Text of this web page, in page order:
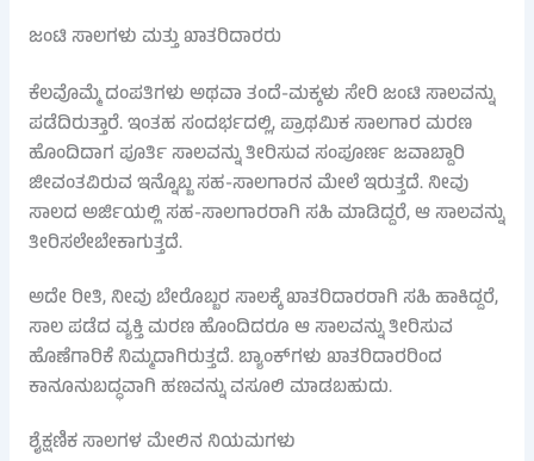
ಜಂಟಿ ಸಾಲಗಳು ಮತ್ತು ಖಾತರಿದಾರರು
ಕೆಲವೊಮ್ಮೆ ದಂಪತಿಗಳು ಅಥವಾ ತಂದೆ-ಮಕ್ಕಳು ಸೇರಿ ಜಂಟಿ ಸಾಲವನ್ನು
ಪಡೆದಿರುತ್ತಾರೆ. ಇಂತಹ ಸಂದರ್ಭದಲ್ಲಿ, ಪ್ರಾಥಮಿಕ ಸಾಲಗಾರ ಮರಣ
ಹೊಂದಿದಾಗ ಪೂರ್ತಿ ಸಾಲವನ್ನು ತೀರಿಸುವ ಸಂಪೂರ್ಣ ಜವಾಬ್ದಾರಿ
ಜೀವಂತವಿರುವ ಇನ್ನೊಬ್ಬ ಸಹ-ಸಾಲಗಾರನ ಮೇಲೆ ಇರುತ್ತದೆ. ನೀವು
ಸಾಲದ ಅರ್ಜಿಯಲ್ಲಿ ಸಹ-ಸಾಲಗಾರರಾಗಿ ಸಹಿ ಮಾಡಿದ್ದರೆ, ಆ ಸಾಲವನ್ನು
ತೀರಿಸಲೇಬೇಕಾಗುತ್ತದೆ.
ಅದೇ ರೀತಿ, ನೀವು ಬೇರೊಬ್ಬರ ಸಾಲಕ್ಕೆ ಖಾತರಿದಾರರಾಗಿ ಸಹಿ ಹಾಕಿದ್ದರೆ,
ಸಾಲ ಪಡೆದ ವ್ಯಕ್ತಿ ಮರಣ ಹೊಂದಿದರೂ ಆ ಸಾಲವನ್ನು ತೀರಿಸುವ
ಹೊಣೆಗಾರಿಕೆ ನಿಮ್ಮದಾಗಿರುತ್ತದೆ. ಬ್ಯಾಂಕ್‌ಗಳು ಖಾತರಿದಾರರಿಂದ
ಕಾನೂನುಬದ್ಧವಾಗಿ ಹಣವನ್ನು ವಸೂಲಿ ಮಾಡಬಹುದು.
ಶೈಕ್ಷಣಿಕ ಸಾಲಗಳ ಮೇಲಿನ ನಿಯಮಗಳು